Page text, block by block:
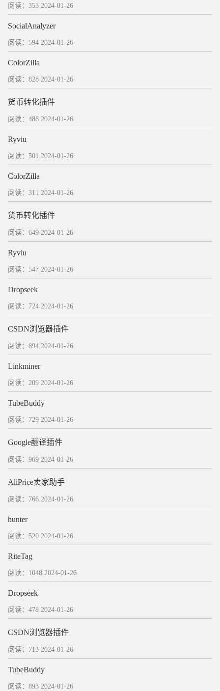
阅读：353 2024-01-26
SocialAnalyzer
阅读：594 2024-01-26
ColorZilla
阅读：828 2024-01-26
货币转化插件
阅读：486 2024-01-26
Ryviu
阅读：501 2024-01-26
ColorZilla
阅读：311 2024-01-26
货币转化插件
阅读：649 2024-01-26
Ryviu
阅读：547 2024-01-26
Dropseek
阅读：724 2024-01-26
CSDN浏览器插件
阅读：894 2024-01-26
Linkminer
阅读：209 2024-01-26
TubeBuddy
阅读：729 2024-01-26
Google翻译插件
阅读：969 2024-01-26
AliPrice卖家助手
阅读：766 2024-01-26
hunter
阅读：520 2024-01-26
RiteTag
阅读：1048 2024-01-26
Dropseek
阅读：478 2024-01-26
CSDN浏览器插件
阅读：713 2024-01-26
TubeBuddy
阅读：893 2024-01-26